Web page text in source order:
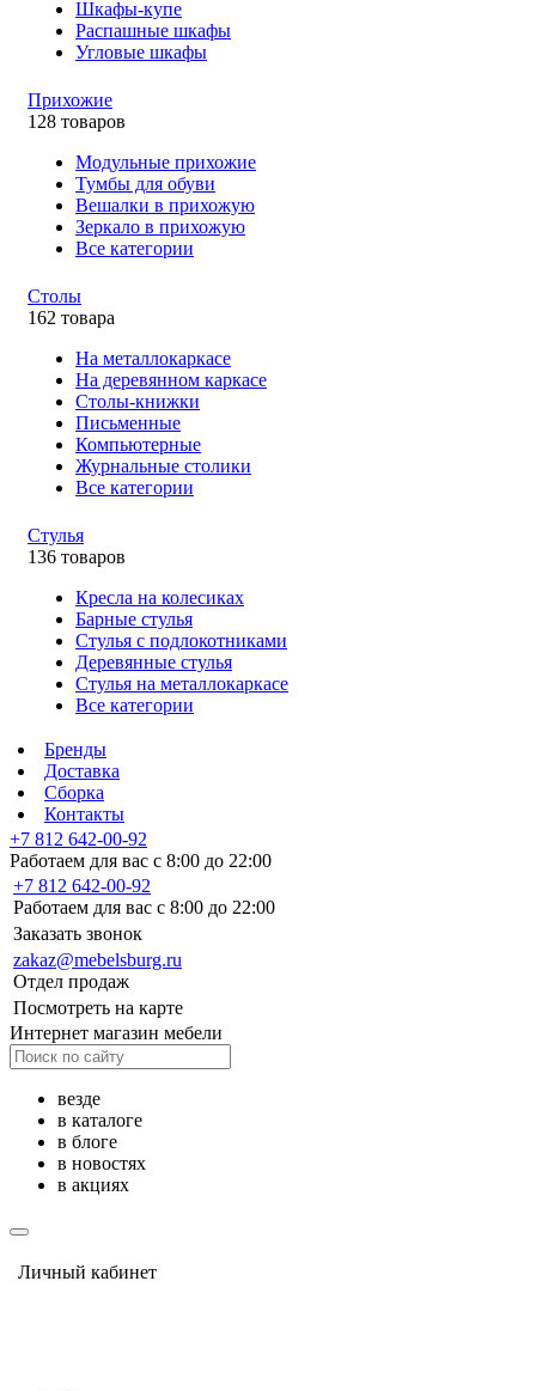
Шкафы-купе
Распашные шкафы
Угловые шкафы
Прихожие
128 товаров
Модульные прихожие
Тумбы для обуви
Вешалки в прихожую
Зеркало в прихожую
Все категории
Столы
162 товара
На металлокаркасе
На деревянном каркасе
Столы-книжки
Письменные
Компьютерные
Журнальные столики
Все категории
Стулья
136 товаров
Кресла на колесиках
Барные стулья
Стулья с подлокотниками
Деревянные стулья
Стулья на металлокаркасе
Все категории
Бренды
Доставка
Сборка
Контакты
+7 812 642-00-92
Работаем для вас с 8:00 до 22:00
+7 812 642-00-92
Работаем для вас с 8:00 до 22:00
Заказать звонок
zakaz@mebelsburg.ru
Отдел продаж
Посмотреть на карте
Интернет магазин мебели
везде
в каталоге
в блоге
в новостях
в акциях
Личный кабинет